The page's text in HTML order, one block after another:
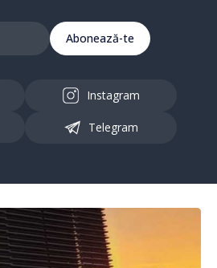
Abonează-te
Instagram
Telegram